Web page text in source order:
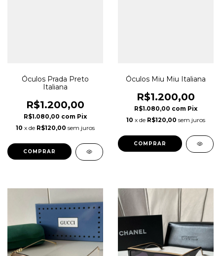
Óculos Prada Preto
Italiana
R$1.200,00
R$1.080,00 com Pix
10 x de R$120,00 sem juros
Óculos Miu Miu Italiana
R$1.200,00
R$1.080,00 com Pix
10 x de R$120,00 sem juros